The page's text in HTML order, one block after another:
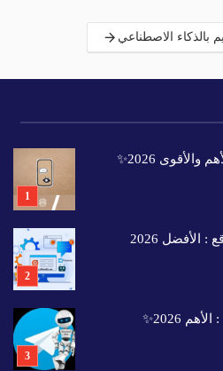
2026✨️
2026
2026✨️